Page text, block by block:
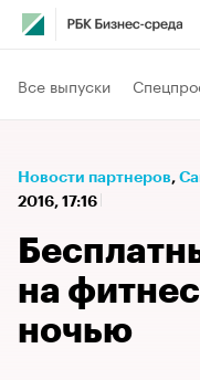
Все выпуски
Новости партнеров⁠,
2016, 17:16
на
ночью